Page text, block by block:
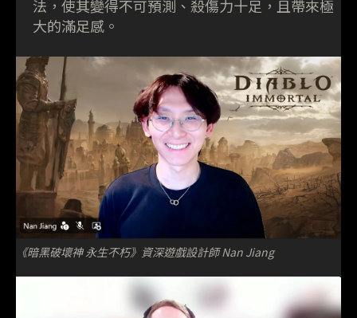
法，使其變得不可預測、殺傷力十足，且帶來極
大的滿足感。
《暗黑破壞神 永生不朽》資深遊戲設計師 Nan Jiang